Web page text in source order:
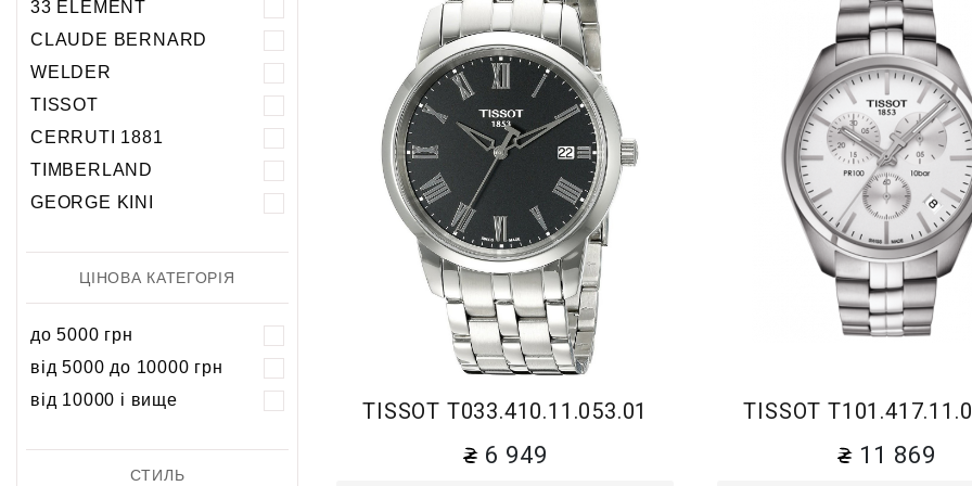
5 атм
10 атм
5 атм
10 атм
20 атм
33 ELEMENT
CLAUDE BERNARD
WELDER
TISSOT
CERRUTI 1881
TIMBERLAND
GEORGE KINI
ЦІНОВА КАТЕГОРІЯ
до 5000 грн
від 5000 до 10000 грн
від 10000 і вище
СТИЛЬ
TISSOT T033.410.11.053.01
6 949
TISSOT
11 869